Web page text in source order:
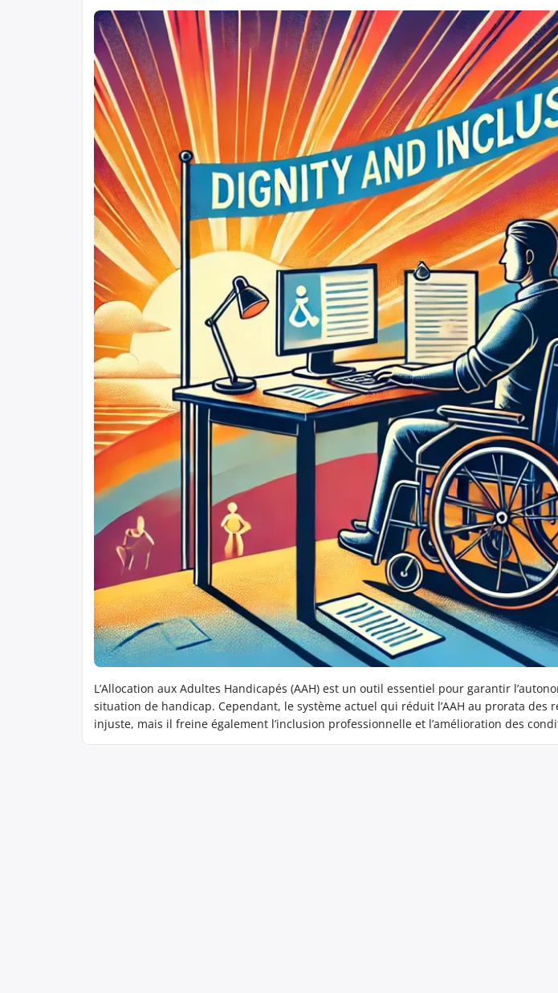
L’Allocation aux Adultes Handicapés (AAH) est un outil essentiel pour garantir
situation de handicap. Cependant, le système actuel qui réduit l’AAH au prorata des
injuste, mais il freine également l’inclusion professionnelle et l’amélioration des